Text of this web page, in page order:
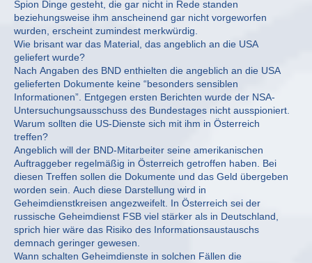
Spion Dinge gesteht, die gar nicht in Rede standen
beziehungsweise ihm anscheinend gar nicht vorgeworfen
wurden, erscheint zumindest merkwürdig.
Wie brisant war das Material, das angeblich an die USA
geliefert wurde?
Nach Angaben des BND enthielten die angeblich an die USA
gelieferten Dokumente keine “besonders sensiblen
Informationen”. Entgegen ersten Berichten wurde der NSA-
Untersuchungsausschuss des Bundestages nicht ausspioniert.
Warum sollten die US-Dienste sich mit ihm in Österreich
treffen?
Angeblich will der BND-Mitarbeiter seine amerikanischen
Auftraggeber regelmäßig in Österreich getroffen haben. Bei
diesen Treffen sollen die Dokumente und das Geld übergeben
worden sein. Auch diese Darstellung wird in
Geheimdienstkreisen angezweifelt. In Österreich sei der
russische Geheimdienst FSB viel stärker als in Deutschland,
sprich hier wäre das Risiko des Informationsaustauschs
demnach geringer gewesen.
Wann schalten Geheimdienste in solchen Fällen die